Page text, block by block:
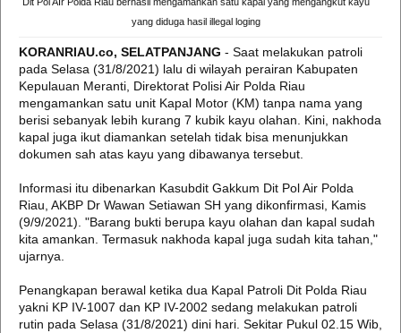
yang diduga hasil illegal loging
KORANRIAU.co, SELATPANJANG - Saat melakukan patroli
pada Selasa (31/8/2021) lalu di wilayah perairan Kabupaten
Kepulauan Meranti, Direktorat Polisi Air Polda Riau
mengamankan satu unit Kapal Motor (KM) tanpa nama yang
berisi sebanyak lebih kurang 7 kubik kayu olahan. Kini, nakhoda
kapal juga ikut diamankan setelah tidak bisa menunjukkan
dokumen sah atas kayu yang dibawanya tersebut.
Informasi itu dibenarkan Kasubdit Gakkum Dit Pol Air Polda
Riau, AKBP Dr Wawan Setiawan SH yang dikonfirmasi, Kamis
(9/9/2021). "Barang bukti berupa kayu olahan dan kapal sudah
kita amankan. Termasuk nakhoda kapal juga sudah kita tahan,"
ujarnya.
Penangkapan berawal ketika dua Kapal Patroli Dit Polda Riau
yakni KP IV-1007 dan KP IV-2002 sedang melakukan patroli
rutin pada Selasa (31/8/2021) dini hari. Sekitar Pukul 02.15 Wib,